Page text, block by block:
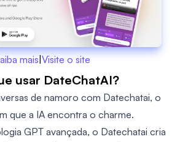
mais Visite o site
usar DateChatAI?
de namoro com Datechatai, o
que a IA encontra o charme.
GPT avançada, o Datechatai cria